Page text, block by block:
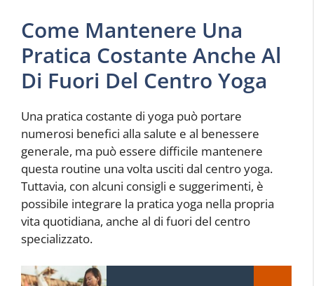
Come Mantenere Una
Pratica Costante Anche Al
Di Fuori Del Centro Yoga
Una pratica costante di yoga può portare
numerosi benefici alla salute e al benessere
generale, ma può essere difficile mantenere
questa routine una volta usciti dal centro yoga.
Tuttavia, con alcuni consigli e suggerimenti, è
possibile integrare la pratica yoga nella propria
vita quotidiana, anche al di fuori del centro
specializzato.